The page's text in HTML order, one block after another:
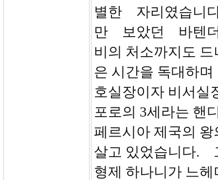
별한 자리였습니
만 보았던 바텐
비의 처소까지도
은 시간을 독대하
호실장이자 비서실
포로의 3세라는 핸
페르시아 제국의
살고 있었습니다
형제 하나니가 느